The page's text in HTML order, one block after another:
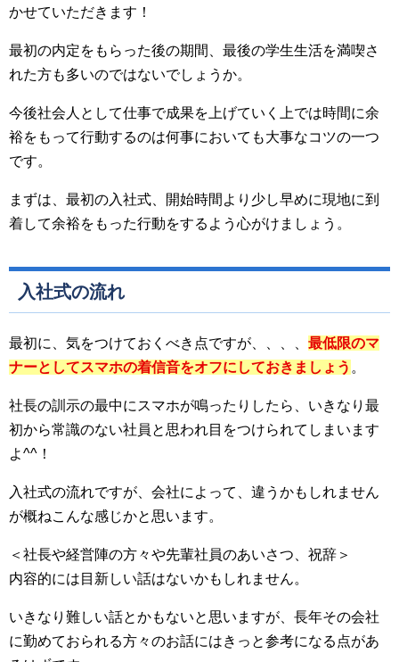
かせていただきます！
最初の内定をもらった後の期間、最後の学生生活を満喫さ
れた方も多いのではないでしょうか。
今後社会人として仕事で成果を上げていく上では時間に余
裕をもって行動するのは何事においても大事なコツの一つ
です。
まずは、最初の入社式、開始時間より少し早めに現地に到
着して余裕をもった行動をするよう心がけましょう。
入社式の流れ
最初に、気をつけておくべき点ですが、、、、 最低限のマ
ナーとしてスマホの着信音をオフにしておきましょう 。
社長の訓示の最中にスマホが鳴ったりしたら、いきなり最
初から常識のない社員と思われ目をつけられてしまいます
よ^^！
入社式の流れですが、会社によって、違うかもしれません
が概ねこんな感じかと思います。
＜社長や経営陣の方々や先輩社員のあいさつ、祝辞＞
内容的には目新しい話はないかもしれません。
いきなり難しい話とかもないと思いますが、長年その会社
に勤めておられる方々のお話にはきっと参考になる点があ